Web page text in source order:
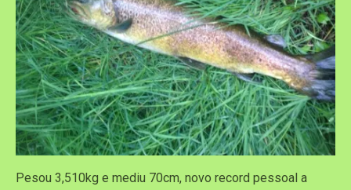
Pesou 3,510kg e mediu 70cm, novo record pessoal a